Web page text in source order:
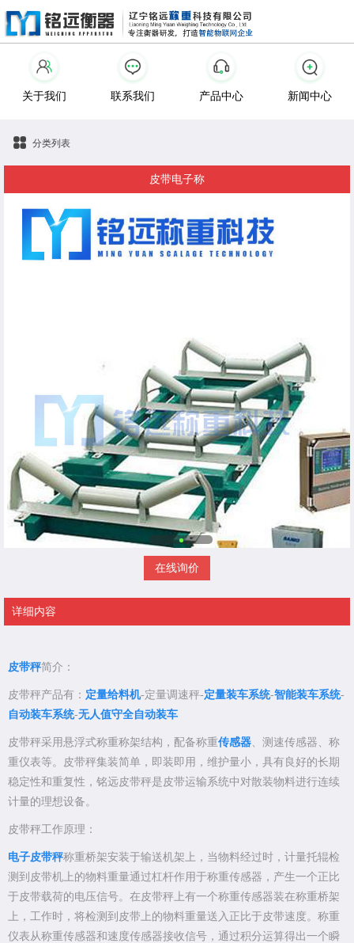
关于我们 联系我们 产品中心 新闻中心
分类列表
皮带电子称
在线询价
详细内容
皮带秤简介：
皮带秤产品有： 定量给料机-定量调速秤-定量装车系统-智能装车系统-
自动装车系统-无人值守全自动装车
皮带秤采用悬浮式称重称架结构，配备称重传感器 、测速传感器、称
重仪表等。皮带秤集装简单，即装即用，维护量小，具有良好的长期
稳定性和重复性，铭远皮带秤是皮带运输系统中对散装物料进行连续
计量的理想设备。
皮带秤工作原理：
电子皮带秤称重桥架安装于输送机架上，当物料经过时，计量托辊检
测到皮带机上的物料重量通过杠杆作用于称重传感器，产生一个正比
于皮带载荷的电压信号。在皮带秤上有一个称重传感器装在称重桥架
上，工作时，将检测到皮带上的物料重量送入正比于皮带速度。称重
仪表从称重传感器和速度传感器接收信号，通过积分运算得出一个瞬